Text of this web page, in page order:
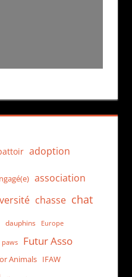
adoption
association
chasse chat
dauphins Europe
Futur Asso
Animals IFAW